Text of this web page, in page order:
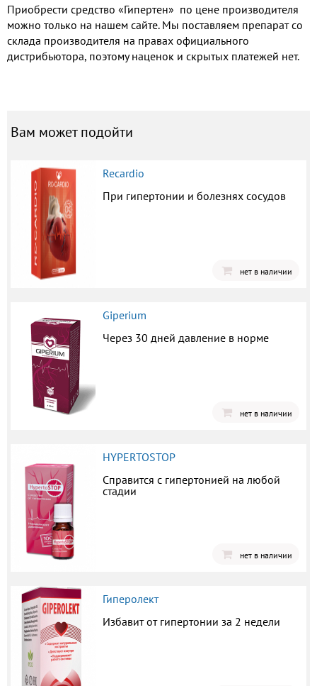
Приобрести средство «Гипертен» ​ по цене производителя
можно только на нашем сайте. Мы поставляем препарат со
склада производителя на правах официального
дистрибьютора, поэтому наценок и скрытых платежей нет.
Вам может подойти
Recardio
При гипертонии и болезнях сосудов
нет в наличии
Giperium
Через 30 дней давление в норме
нет в наличии
HYPERTOSTOP
Справится с гипертонией на любой
стадии
нет в наличии
Гиперолект
Избавит от гипертонии за 2 недели